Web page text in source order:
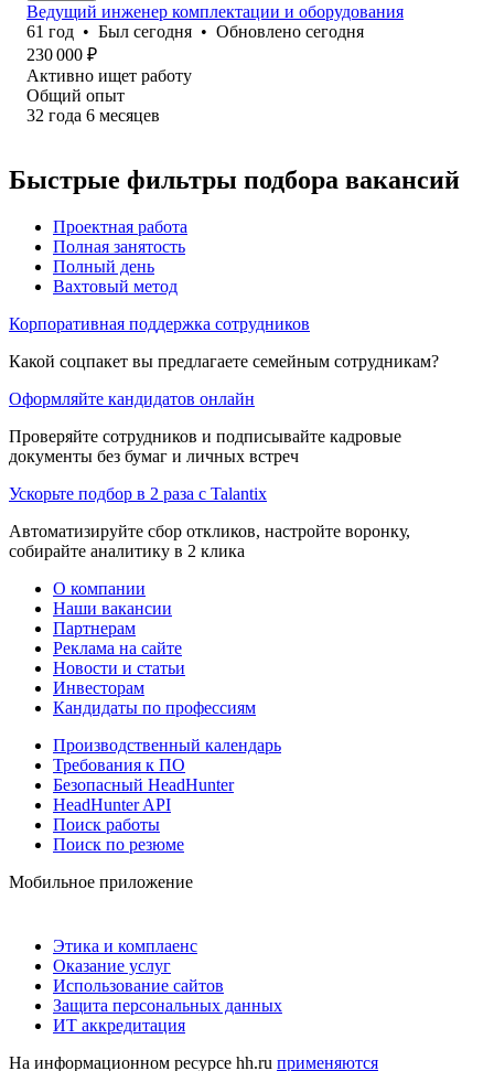
Ведущий инженер комплектации и оборудования
61 год • Был сегодня • Обновлено сегодня
230 000 ₽
Активно ищет работу
Общий опыт
32 года 6 месяцев
Быстрые фильтры подбора вакансий
Проектная работа
Полная занятость
Полный день
Вахтовый метод
Корпоративная поддержка сотрудников
Какой соцпакет вы предлагаете семейным сотрудникам?
Оформляйте кандидатов онлайн
Проверяйте сотрудников и подписывайте кадровые
документы без бумаг и личных встреч
Ускорьте подбор в 2 раза с Talantix
Автоматизируйте сбор откликов, настройте воронку,
собирайте аналитику в 2 клика
О компании
Наши вакансии
Партнерам
Реклама на сайте
Новости и статьи
Инвесторам
Кандидаты по профессиям
Производственный календарь
Требования к ПО
Безопасный HeadHunter
HeadHunter API
Поиск работы
Поиск по резюме
Мобильное приложение
Этика и комплаенс
Оказание услуг
Использование сайтов
Защита персональных данных
ИТ аккредитация
На информационном ресурсе hh.ru применяются